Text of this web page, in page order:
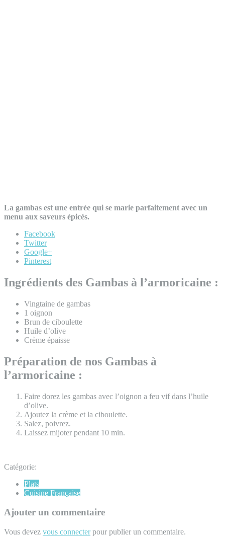
La gambas est une entrée qui se marie parfaitement avec un
menu aux saveurs épicés.
Facebook
Twitter
Google+
Pinterest
Ingrédients des Gambas à l’armoricaine :
Vingtaine de gambas
1 oignon
Brun de ciboulette
Huile d’olive
Crème épaisse
Préparation de nos Gambas à
l’armoricaine :
Faire dorez les gambas avec l’oignon a feu vif dans l’huile
d’olive.
Ajoutez la crème et la ciboulette.
Salez, poivrez.
Laissez mijoter pendant 10 min.
Catégorie:
Plats
Cuisine Française
Ajouter un commentaire
Vous devez vous connecterpour publier un commentaire.